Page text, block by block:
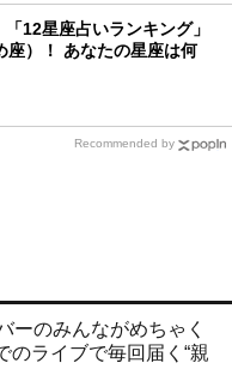
12星座占いランキング」
座）！ あなたの星座は何
Recommended by
ーのみんながめちゃく
のライブで毎回届く“親